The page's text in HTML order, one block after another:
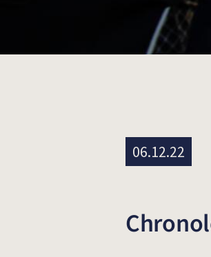
06.12.22